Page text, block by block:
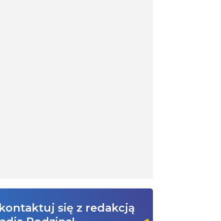
się z redakcją